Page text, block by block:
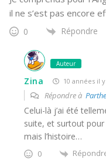
il ne s’est pas encore
0 Répondre
Auteur
Zina 10 années il y
Répondre à
Celui-là j’ai été
suite, et surtout pour
mais l’histoire…
0